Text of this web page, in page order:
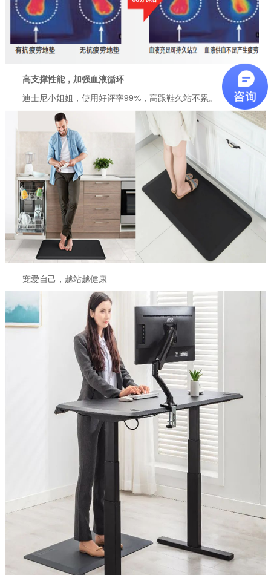
高支撑性能，加强血液循环
迪士尼小姐姐，使用好评率99%，高跟鞋久站不累。
宠爱自己，越站越健康